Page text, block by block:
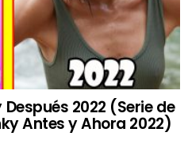
2022 (Serie de
Antes y Ahora 2022)